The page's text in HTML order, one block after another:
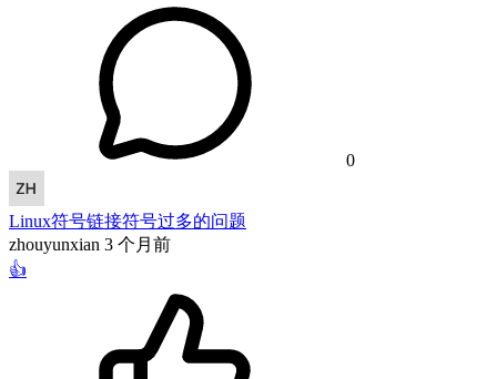
0
Linux符号链接符号过多的问题
zhouyunxian 3 个月前
👍